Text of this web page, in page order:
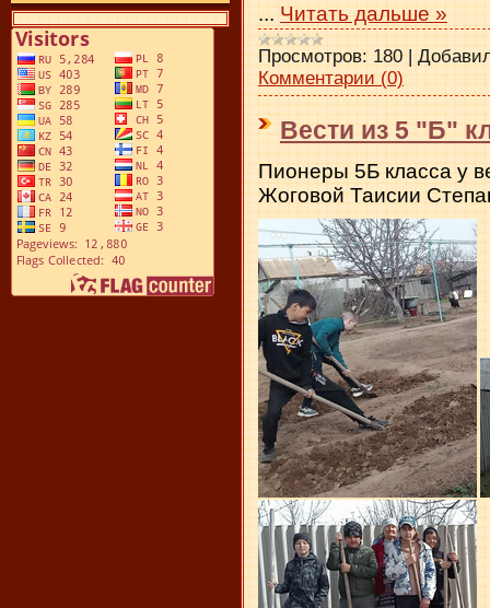
... Читать дальше »
Просмотров: 180 |
Комментарии (0)
Вести из 5 "Б"
Пионеры 5Б класса у
Жоговой Таисии